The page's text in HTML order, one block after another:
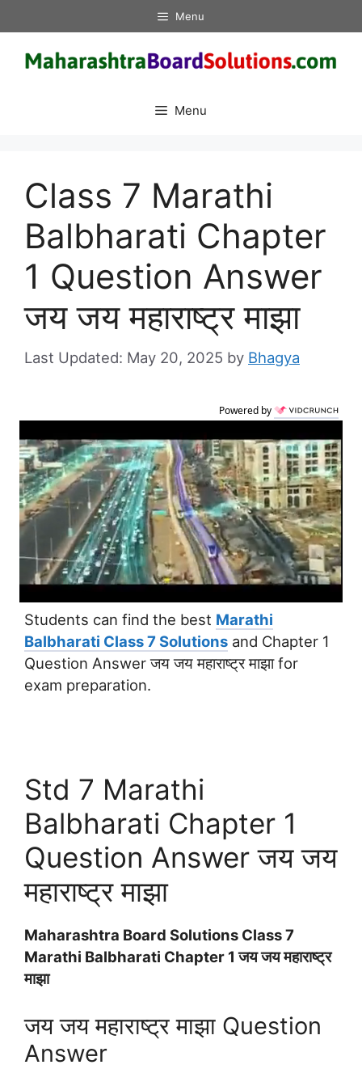
to
content
Menu
Menu
Class 7 Marathi
Balbharati Chapter
1 Question Answer
जय जय महाराष्ट्र माझा
May 20, 2025 by Bhagya
Powered by
Students can find the best Marathi
Balbharati Class 7 Solutions and Chapter 1
Question Answer जय जय महाराष्ट्र माझा for
exam preparation.
Std 7 Marathi
Balbharati Chapter 1
Question Answer जय जय
महाराष्ट्र माझा
Maharashtra Board Solutions Class 7
Marathi Balbharati Chapter 1 जय जय महाराष्ट्र
माझा
जय जय महाराष्ट्र माझा Question
Answer